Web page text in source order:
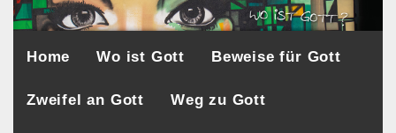
Home Wo ist Gott Beweise für Gott
Zweifel an Gott Weg zu Gott